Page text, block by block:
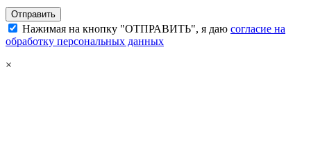
Нажимая на кнопку "ОТПРАВИТЬ", я даю согласие на
обработку персональных данных
×